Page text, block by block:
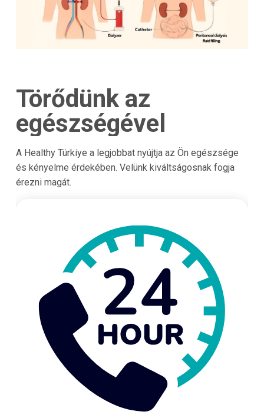
Törődünk az
egészségével
A Healthy Türkiye a legjobbat nyújtja az Ön egészsége
és kényelme érdekében. Velünk kiváltságosnak fogja
érezni magát.